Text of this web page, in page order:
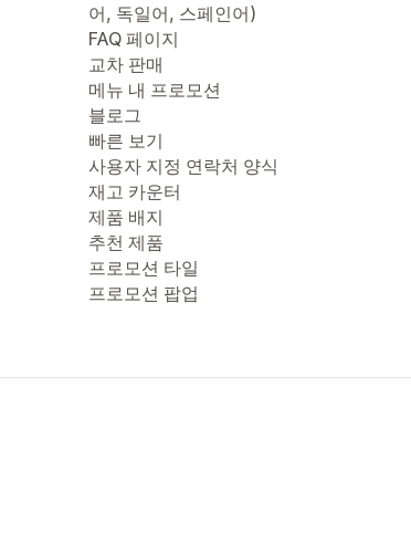
어, 독일어, 스페인어)
FAQ 페이지
교차 판매
메뉴 내 프로모션
블로그
빠른 보기
사용자 지정 연락처 양식
재고 카운터
제품 배지
추천 제품
프로모션 타일
프로모션 팝업